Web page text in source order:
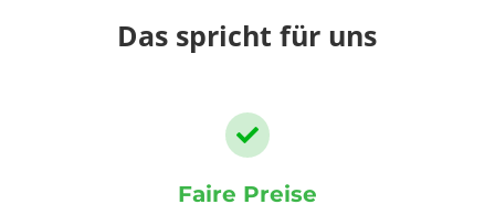
Das spricht für uns

Faire Preise